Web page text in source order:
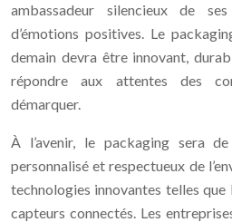
ambassadeur silencieux de
d’émotions positives. Le
demain devra être innovant,
répondre aux attentes des
démarquer.
À l’avenir, le packaging sera
personnalisé et respectueux de
technologies innovantes telles
capteurs connectés. Les